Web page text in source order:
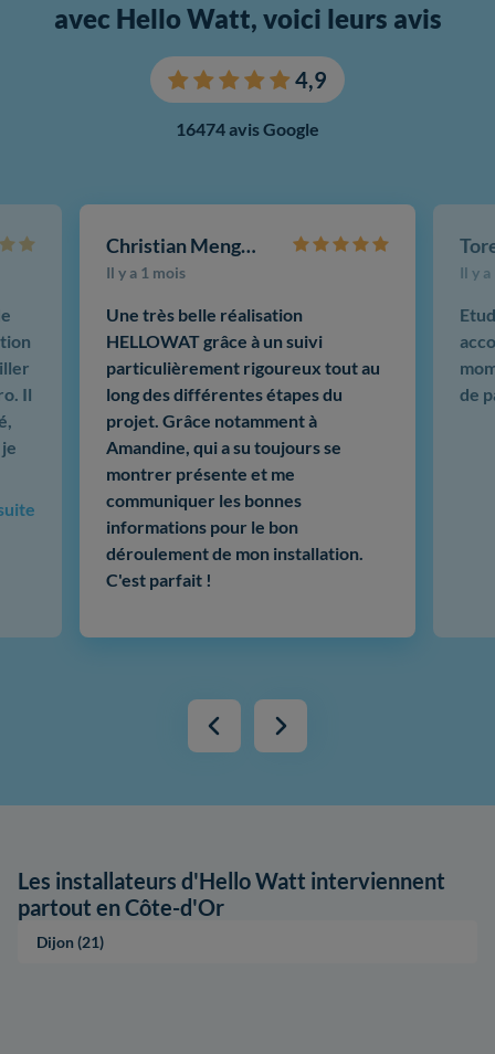
avec Hello Watt, voici leurs avis
4,9
16474 avis Google
Christian Mengotti
Il y a 1 mois
Une très belle réalisation
HELLOWAT grâce à un suivi
particulièrement rigoureux tout au
long des différentes étapes du
projet. Grâce notamment à
Amandine, qui a su toujours se
montrer présente et me
communiquer les bonnes
informations pour le bon
déroulement de mon installation.
C'est parfait !
Il y
de
Il
Les installateurs d'Hello Watt interviennent
partout en Côte-d'Or
Dijon (21)